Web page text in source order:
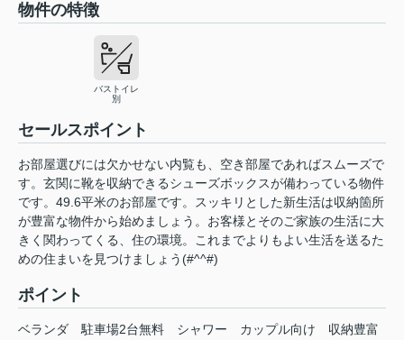
物件の特徴
バストイレ
別
セールスポイント
お部屋選びには欠かせない内覧も、空き部屋であればスムーズで
す。玄関に靴を収納できるシューズボックスが備わっている物件
です。49.6平米のお部屋です。スッキリとした新生活は収納箇所
が豊富な物件から始めましょう。お客様とそのご家族の生活に大
きく関わってくる、住の環境。これまでよりもよい生活を送るた
めの住まいを見つけましょう(#^^#)
ポイント
ベランダ 駐車場2台無料 シャワー カップル向け 収納豊富